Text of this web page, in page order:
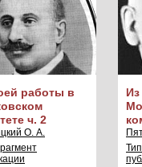
работы в
ч. 2
О. А.